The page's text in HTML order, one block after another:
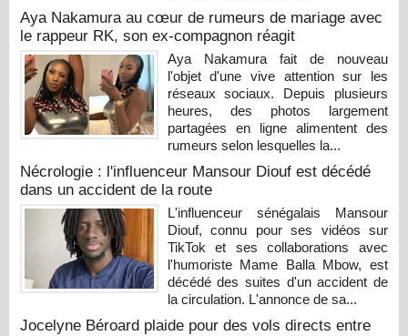
Aya Nakamura au cœur de rumeurs de mariage avec
le rappeur RK, son ex-compagnon réagit
Aya Nakamura fait de nouveau
l'objet d'une vive attention sur les
réseaux sociaux. Depuis plusieurs
heures, des photos largement
partagées en ligne alimentent des
rumeurs selon lesquelles la...
Nécrologie : l'influenceur Mansour Diouf est décédé
dans un accident de la route
L'influenceur sénégalais Mansour
Diouf, connu pour ses vidéos sur
TikTok et ses collaborations avec
l'humoriste Mame Balla Mbow, est
décédé des suites d'un accident de
la circulation. L'annonce de sa...
Jocelyne Béroard plaide pour des vols directs entre